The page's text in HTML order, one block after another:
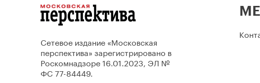
Сетевое издание «Московская
перспектива» зарегистрировано в
Роскомнадзоре 16.01.2023, ЭЛ №
ФС 77-84449.